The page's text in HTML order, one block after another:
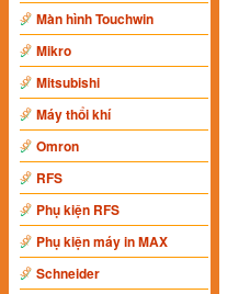
Màn hình Touchwin
Mikro
Mitsubishi
Máy thổi khí
Omron
RFS
Phụ kiện RFS
Phụ kiện máy in MAX
Schneider